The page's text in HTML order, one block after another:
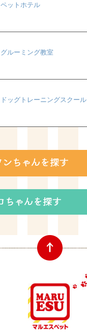
ペットホテル
グルーミング教室
ドッグトレーニングスクール